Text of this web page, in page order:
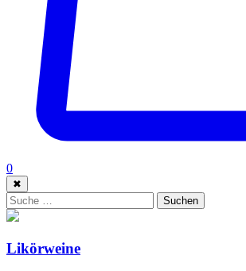
0
✖
Suche: Suchen
Likörweine